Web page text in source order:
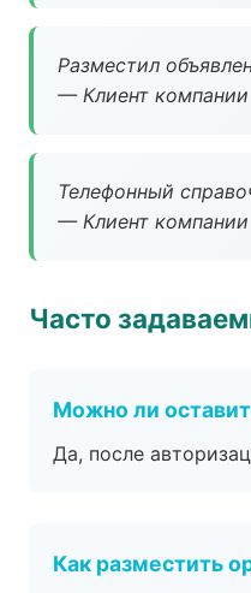
Разместил
— Клиент компании
Телефонный
— Клиент компании
Часто
Можно ли
Да, после
Как разместить